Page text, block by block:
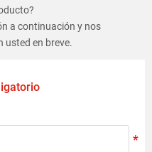
a continuación y nos
usted en breve.